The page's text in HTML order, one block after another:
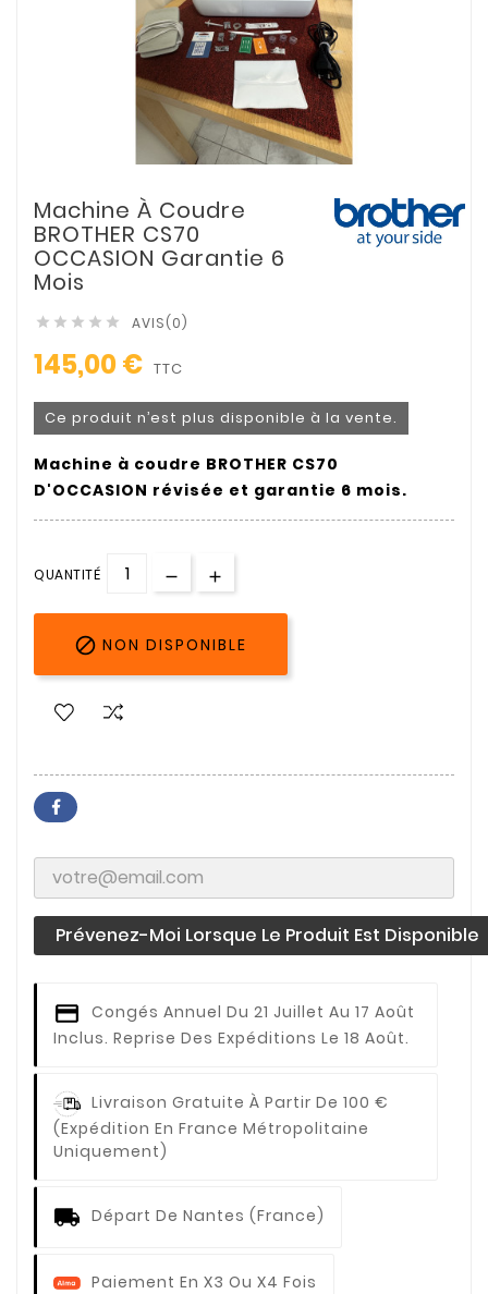
Machine À Coudre
BROTHER CS70
OCCASION Garantie 6
Mois
     AVIS(0)
145,00 € TTC
Ce produit n’est plus disponible à la vente.
Machine à coudre BROTHER CS70
D'OCCASION révisée et garantie 6 mois.
QUANTITÉ
 NON DISPONIBLE
Prévenez-Moi Lorsque Le Produit Est Disponible
Congés Annuel Du 21 Juillet Au 17 Août
Inclus. Reprise Des Expéditions Le 18 Août.
Livraison Gratuite À Partir De 100 €
(expédition En France Métropolitaine
Uniquement)
Départ De Nantes (France)
Paiement En X3 Ou X4 Fois